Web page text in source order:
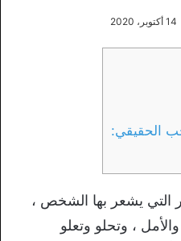
14 أكتوبر، 2020
الحقيقي:
يشعر بها الشخص ،
، وتحلو وتعلو